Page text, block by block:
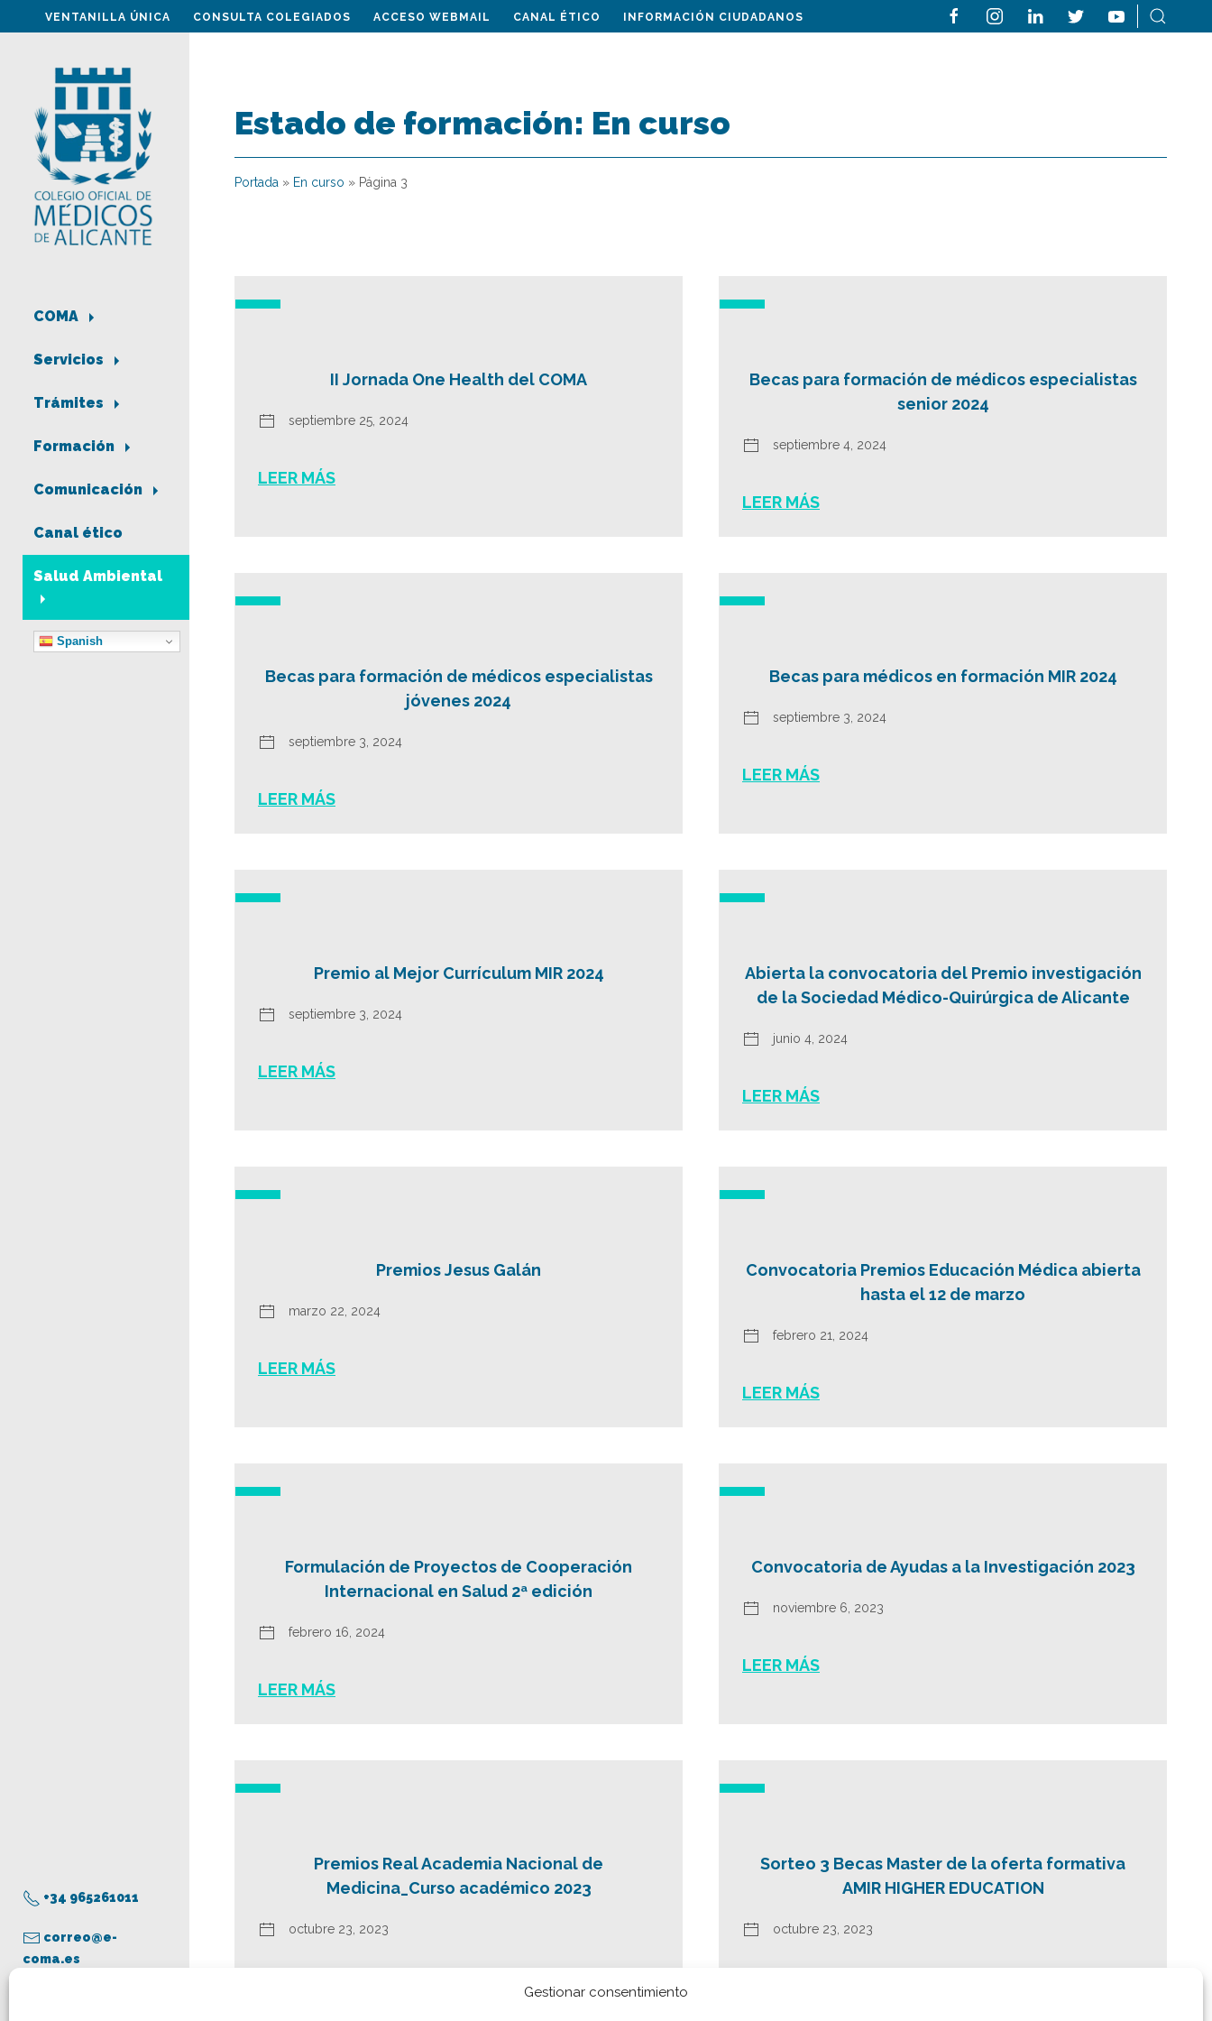
Gestionar consentimiento
VENTANILLA ÚNICA CONSULTA COLEGIADOS ACCESO WEBMAIL CANAL ÉTICO INFORMACIÓN CIUDADANOS
COMA
Servicios
Trámites
Formación
Comunicación
Canal ético
Salud Ambiental
Spanish
+34 965261011
correo@e-
coma.es
Estado de formación: En curso
Portada » En curso » Página 3
II Jornada One Health del COMA
septiembre 25, 2024
LEER MÁS
Becas para formación de médicos especialistas
senior 2024
septiembre 4, 2024
LEER MÁS
Becas para formación de médicos especialistas
jóvenes 2024
septiembre 3, 2024
LEER MÁS
Becas para médicos en formación MIR 2024
septiembre 3, 2024
LEER MÁS
Premio al Mejor Currículum MIR 2024
septiembre 3, 2024
LEER MÁS
Abierta la convocatoria del Premio investigación
de la Sociedad Médico-Quirúrgica de Alicante
junio 4, 2024
LEER MÁS
Premios Jesus Galán
marzo 22, 2024
LEER MÁS
Convocatoria Premios Educación Médica abierta
hasta el 12 de marzo
febrero 21, 2024
LEER MÁS
Formulación de Proyectos de Cooperación
Internacional en Salud 2ª edición
febrero 16, 2024
LEER MÁS
Convocatoria de Ayudas a la Investigación 2023
noviembre 6, 2023
LEER MÁS
Premios Real Academia Nacional de
Medicina_Curso académico 2023
octubre 23, 2023
Sorteo 3 Becas Master de la oferta formativa
AMIR HIGHER EDUCATION
octubre 23, 2023